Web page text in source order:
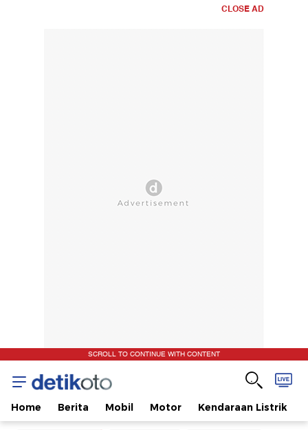
CLOSE AD
SCROLL TO CONTINUE WITH CONTENT
Home Berita Mobil Motor Kendaraan Listrik